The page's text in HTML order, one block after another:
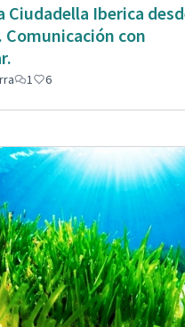
Ciudadella Iberica
Comunicación con
1 6